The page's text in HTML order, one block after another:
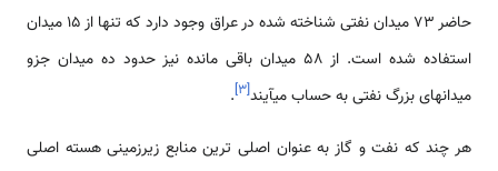
حاضر 73 میدان نفتی شناخته شده در عراق وجود دارد که تنها از 15 میدان
استفاده شده است. از 58 میدان باقی مانده نیز حدود ده میدان جزو
میدانهای بزرگ نفتی به حساب می­آیند[۳]
.
هر چند که نفت و گاز به عنوان اصلی ترین منابع زیرزمینی هسته اصلی